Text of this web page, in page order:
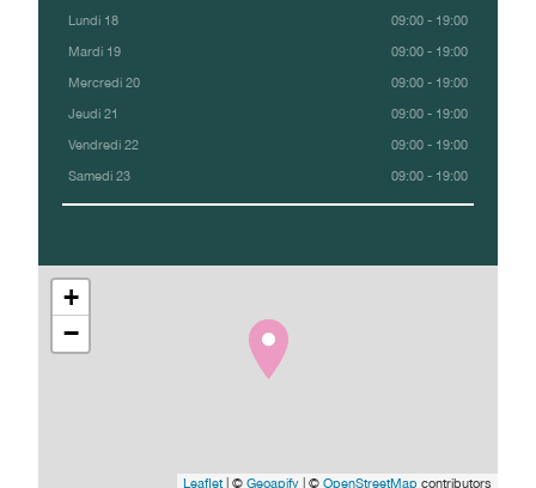
Lundi 18 09:00 - 19:00
Mardi 19 09:00 - 19:00
Mercredi 20 09:00 - 19:00
Jeudi 21 09:00 - 19:00
Vendredi 22 09:00 - 19:00
Samedi 23 09:00 - 19:00
+
−
Leaflet| © Geoapify | © OpenStreetMap contributors